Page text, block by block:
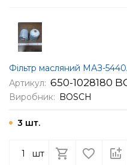
Фільтр масляний МАЗ-
Артикул: 650-1028180
Виробник: BOSCH
3 шт.
шт